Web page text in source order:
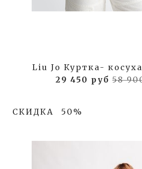
Liu Jo Куртка-
29 450 руб 58
СКИДКА 50%